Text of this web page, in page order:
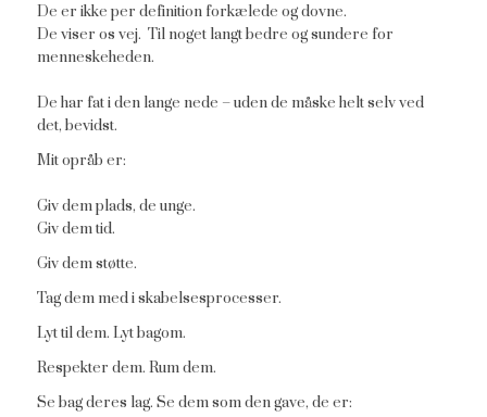
De er ikke per definition forkælede og dovne.
De viser os vej. Til noget langt bedre og sundere for
menneskeheden.
De har fat i den lange nede – uden de måske helt selv ved
det, bevidst.
Mit opråb er:
Giv dem plads, de unge.
Giv dem tid.
Giv dem støtte.
Tag dem med i skabelsesprocesser.
Lyt til dem. Lyt bagom.
Respekter dem. Rum dem.
Se bag deres lag. Se dem som den gave, de er: